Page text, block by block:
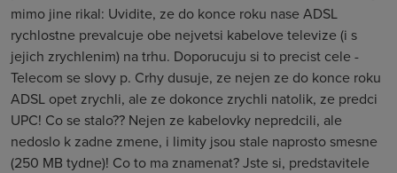
mimo jine rikal: Uvidite, ze do konce roku nase ADSL
rychlostne prevalcuje obe nejvetsi kabelove televize (i s
jejich zrychlenim) na trhu. Doporucuju si to precist cele -
Telecom se slovy p. Crhy dusuje, ze nejen ze do konce roku
ADSL opet zrychli, ale ze dokonce zrychli natolik, ze predci
UPC! Co se stalo?? Nejen ze kabelovky nepredcili, ale
nedoslo k zadne zmene, i limity jsou stale naprosto smesne
(250 MB tydne)! Co to ma znamenat? Jste si, predstavitele